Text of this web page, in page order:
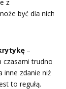
z
być dla nich
–
czasami trudno
inne zdanie niż
to regułą.